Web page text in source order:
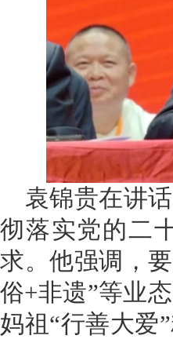
袁锦贵在讲
彻落实党的二
求。他强调，
俗+非遗”等业
妈祖“行善大爱